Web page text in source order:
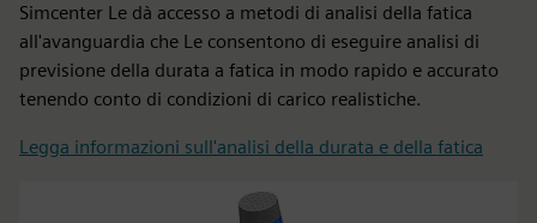
Simcenter Le dà accesso a metodi di analisi della fatica
all'avanguardia che Le consentono di eseguire analisi di
previsione della durata a fatica in modo rapido e accurato
tenendo conto di condizioni di carico realistiche.
Legga informazioni sull'analisi della durata e della fatica